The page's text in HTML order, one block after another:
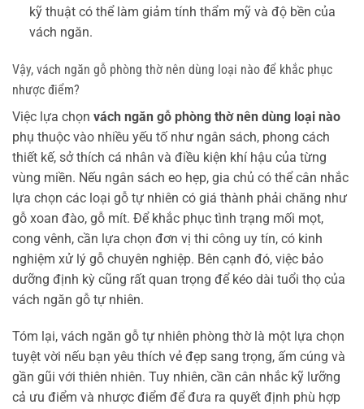
kỹ thuật có thể làm giảm tính thẩm mỹ và độ bền của
vách ngăn.
Vậy, vách ngăn gỗ phòng thờ nên dùng loại nào để khắc phục
nhược điểm?
Việc lựa chọn vách ngăn gỗ phòng thờ nên dùng loại nào
phụ thuộc vào nhiều yếu tố như ngân sách, phong cách
thiết kế, sở thích cá nhân và điều kiện khí hậu của từng
vùng miền. Nếu ngân sách eo hẹp, gia chủ có thể cân nhắc
lựa chọn các loại gỗ tự nhiên có giá thành phải chăng như
gỗ xoan đào, gỗ mít. Để khắc phục tình trạng mối mọt,
cong vênh, cần lựa chọn đơn vị thi công uy tín, có kinh
nghiệm xử lý gỗ chuyên nghiệp. Bên cạnh đó, việc bảo
dưỡng định kỳ cũng rất quan trọng để kéo dài tuổi thọ của
vách ngăn gỗ tự nhiên.
Tóm lại, vách ngăn gỗ tự nhiên phòng thờ là một lựa chọn
tuyệt vời nếu bạn yêu thích vẻ đẹp sang trọng, ấm cúng và
gần gũi với thiên nhiên. Tuy nhiên, cần cân nhắc kỹ lưỡng
cả ưu điểm và nhược điểm để đưa ra quyết định phù hợp